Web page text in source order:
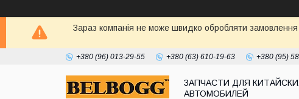
Зараз компанія не може швидко обробляти замовлення
+380 (96) 013-29-55 +380 (63) 610-19-63 +380 (95)
ЗАПЧАСТИ ДЛЯ
АВТОМОБИЛЕЙ